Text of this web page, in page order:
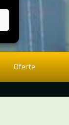
Oferte